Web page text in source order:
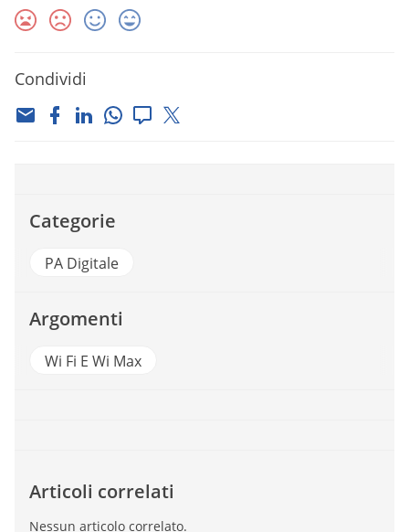
Condividi
Categorie
PA Digitale
Argomenti
Wi Fi E Wi Max
Articoli correlati
Nessun articolo correlato.